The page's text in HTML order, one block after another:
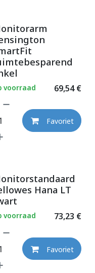
69,54€
voorraad
Favoriet
Hana LT
73,23 €
voorraad
Favoriet